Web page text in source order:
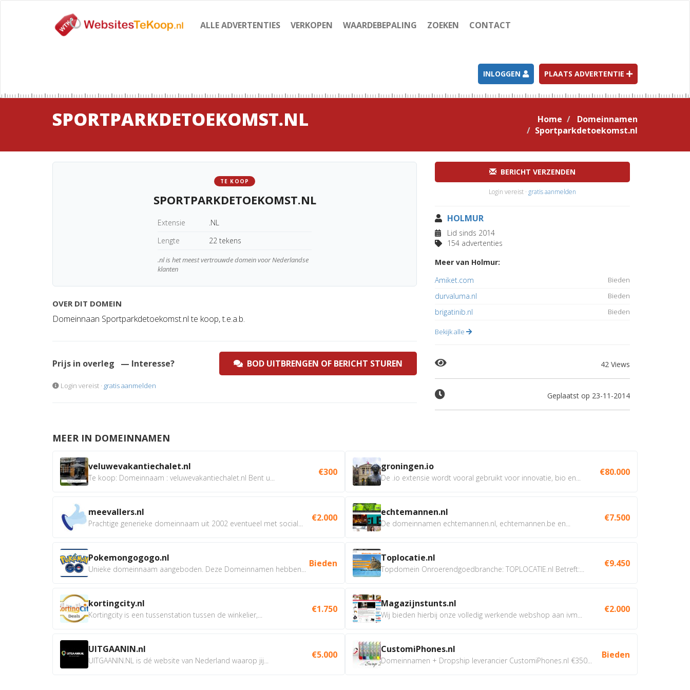
ALLE ADVERTENTIES VERKOPEN WAARDEBEPALING ZOEKEN CONTACT
INLOGGEN PLAATS ADVERTENTIE
SPORTPARKDETOEKOMST.NL Home
Domeinnamen
Sportparkdetoekomst.nl
TE KOOP
SPORTPARKDETOEKOMST.NL
Extensie
.NL
Lengte
22 tekens
.nl is het meest vertrouwde domein voor Nederlandse
klanten
OVER DIT DOMEIN
Domeinnaan Sportparkdetoekomst.nl te koop, t.e.a.b.
Prijs in overleg — Interesse? BOD UITBRENGEN OF BERICHT STUREN
Login vereist · gratis aanmelden
BERICHT VERZENDEN
Login vereist · gratis aanmelden
HOLMUR
Lid sinds 2014
154 advertenties
Meer van Holmur:
Amiket.com
Bieden
durvaluma.nl Bieden
brigatinib.nl Bieden
Bekijk alle
42 Views
Geplaatst op 23-11-2014
MEER IN DOMEINNAMEN
veluwevakantiechalet.nl
Te koop: Domeinnaam : veluwevakantiechalet.nl Bent u...
€300
meevallers.nl
Prachtige generieke domeinnaam uit 2002 eventueel met social...
€2.000
Pokemongogogo.nl
Unieke domeinnaam aangeboden. Deze Domeinnamen hebben...
Bieden
kortingcity.nl
Kortingcity is een tussenstation tussen de winkelier,...
€1.750
UITGAANIN.nl
UITGAANIN.NL is dé website van Nederland waarop jij...
€5.000
groningen.io
De .io extensie wordt vooral gebruikt voor innovatie, bio en...
€80.000
echtemannen.nl
De domeinnamen echtemannen.nl, echtemannen.be en...
€7.500
Toplocatie.nl
Topdomein Onroerendgoedbranche: TOPLOCATIE.nl Betreft:...
€9.450
Magazijnstunts.nl
Wij bieden hierbij onze volledig werkende webshop aan ivm...
€2.000
CustomiPhones.nl
Domeinnamen + Dropship leverancier CustomiPhones.nl €350...
Bieden